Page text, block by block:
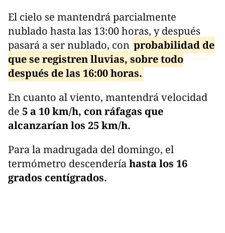
El cielo se mantendrá parcialmente
nublado hasta las 13:00 horas, y después
pasará a ser nublado, con probabilidad de
que se registren lluvias, sobre todo
después de las 16:00 horas.
En cuanto al viento, mantendrá velocidad
de 5 a 10 km/h, con ráfagas que
alcanzarían los 25 km/h.
Para la madrugada del domingo, el
termómetro descenderíahasta los 16
grados centígrados.